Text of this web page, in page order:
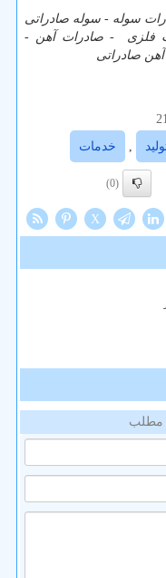
سوله - سوله صادراتی
فلزی - صادرات آهن -
صادراتی
, خدمات
(0)
X
مطلب